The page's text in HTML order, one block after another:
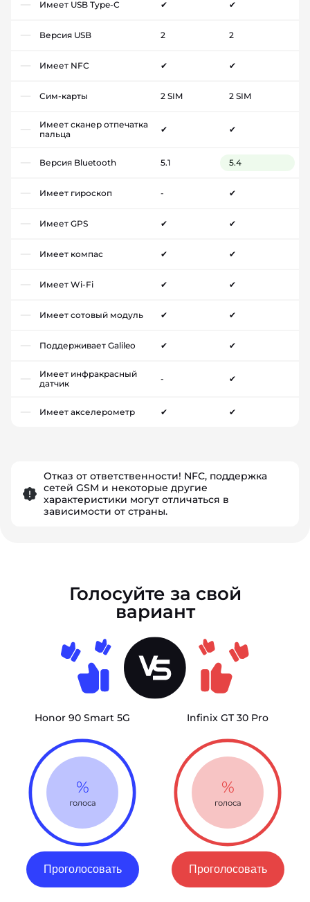
Имеет USB Type-C ✔ ✔
Версия USB 2 2
Имеет NFC ✔ ✔
Сим-карты 2 SIM 2 SIM
Имеет сканер отпечатка
пальца
✔ ✔
Версия Bluetooth 5.1 5.4
Имеет гироскоп - ✔
Имеет GPS ✔ ✔
Имеет компас ✔ ✔
Имеет Wi-Fi ✔ ✔
Имеет сотовый модуль ✔ ✔
Поддерживает Galileo ✔ ✔
Имеет инфракрасный
датчик
- ✔
Имеет акселерометр ✔ ✔
Отказ от ответственности! NFC, поддержка
сетей GSM и некоторые другие
характеристики могут отличаться в
зависимости от страны.
Голосуйте за свой
вариант
Honor 90 Smart 5G
%
голоса
Проголосовать
Infinix GT 30 Pro
%
голоса
Проголосовать